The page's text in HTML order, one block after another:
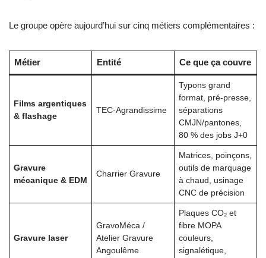
Le groupe opère aujourd’hui sur cinq métiers complémentaires :
Métier Entité Ce que ça couvre
Films argentiques
& flashage
TEC-Agrandissime
Typons grand
format, pré-presse,
séparations
CMJN/pantones,
80 % des jobs J+0
Gravure
mécanique & EDM
Charrier Gravure
Matrices, poinçons,
outils de marquage
à chaud, usinage
CNC de précision
Gravure laser
GravoMéca /
Atelier Gravure
Angoulême
Plaques CO₂ et
fibre MOPA
couleurs,
signalétique,